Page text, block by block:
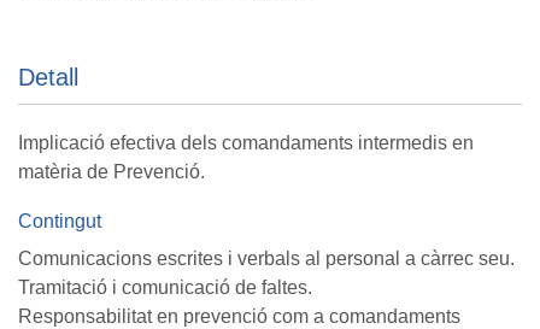
Detall
Implicació efectiva dels comandaments intermedis en
matèria de Prevenció.
Contingut
Comunicacions escrites i verbals al personal a càrrec seu.
Tramitació i comunicació de faltes.
Responsabilitat en prevenció com a comandaments